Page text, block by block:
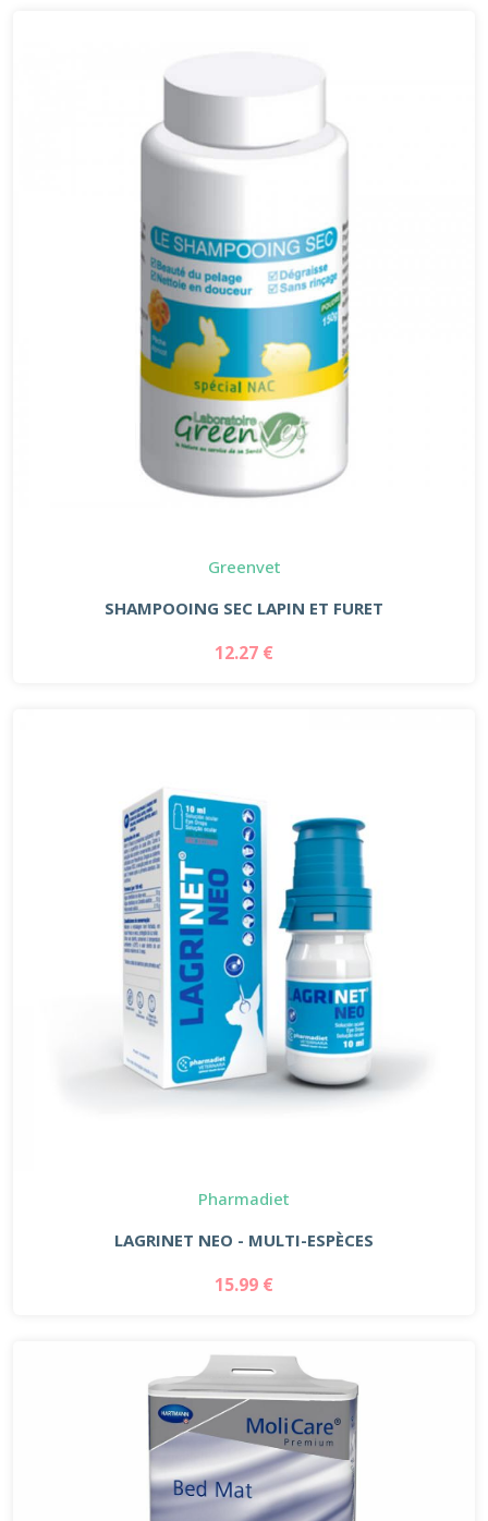
Greenvet
SHAMPOOING SEC LAPIN ET FURET
12.27 €
Pharmadiet
LAGRINET NEO - MULTI-ESPÈCES
15.99 €